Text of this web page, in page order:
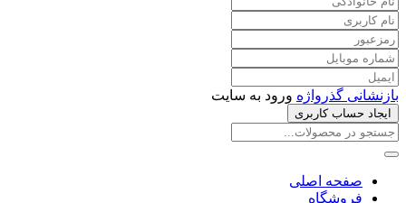
بازنشانی گذرواژه ورود به سایت
ایجاد حساب کاربری
صفحه اصلی
فروشگاه